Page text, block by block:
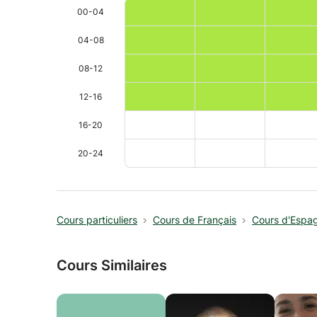
00-04
04-08
08-12
12-16
16-20
20-24
Cours particuliers Cours de Français Cours
Cours Similaires